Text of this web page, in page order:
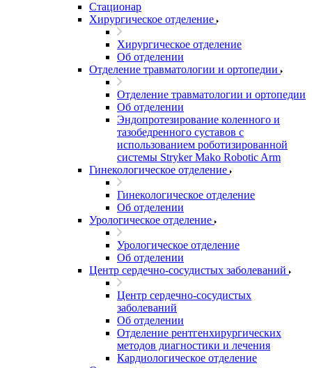
Стационар
Хирургическое отделение
Хирургическое отделение
Об отделении
Отделение травматологии и ортопедии
Отделение травматологии и ортопедии
Об отделении
Эндопротезирование коленного и
тазобедренного суставов с
использованием роботизированной
системы Stryker Mako Robotic Arm
Гинекологическое отделение
Гинекологическое отделение
Об отделении
Урологическое отделение
Урологическое отделение
Об отделении
Центр сердечно-сосудистых заболеваний
Центр сердечно-сосудистых
заболеваний
Об отделении
Отделение рентгенхирургических
методов диагностики и лечения
Кардиологическое отделение